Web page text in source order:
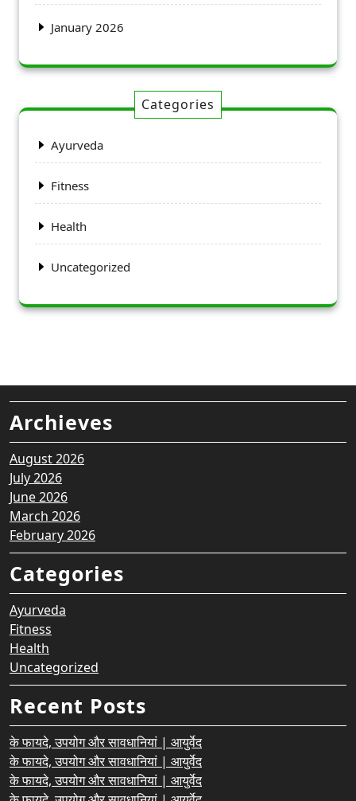
January 2026
Categories
Ayurveda
Fitness
Health
Uncategorized
Archieves
August 2026
July 2026
June 2026
March 2026
February 2026
Categories
Ayurveda
Fitness
Health
Uncategorized
Recent Posts
के फायदे, उपयोग और सावधानियां | आयुर्वेद
के फायदे, उपयोग और सावधानियां | आयुर्वेद
के फायदे, उपयोग और सावधानियां | आयुर्वेद